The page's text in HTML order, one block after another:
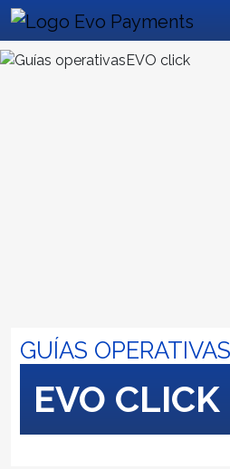
GUÍAS OPERATIVAS
EVO CLICK